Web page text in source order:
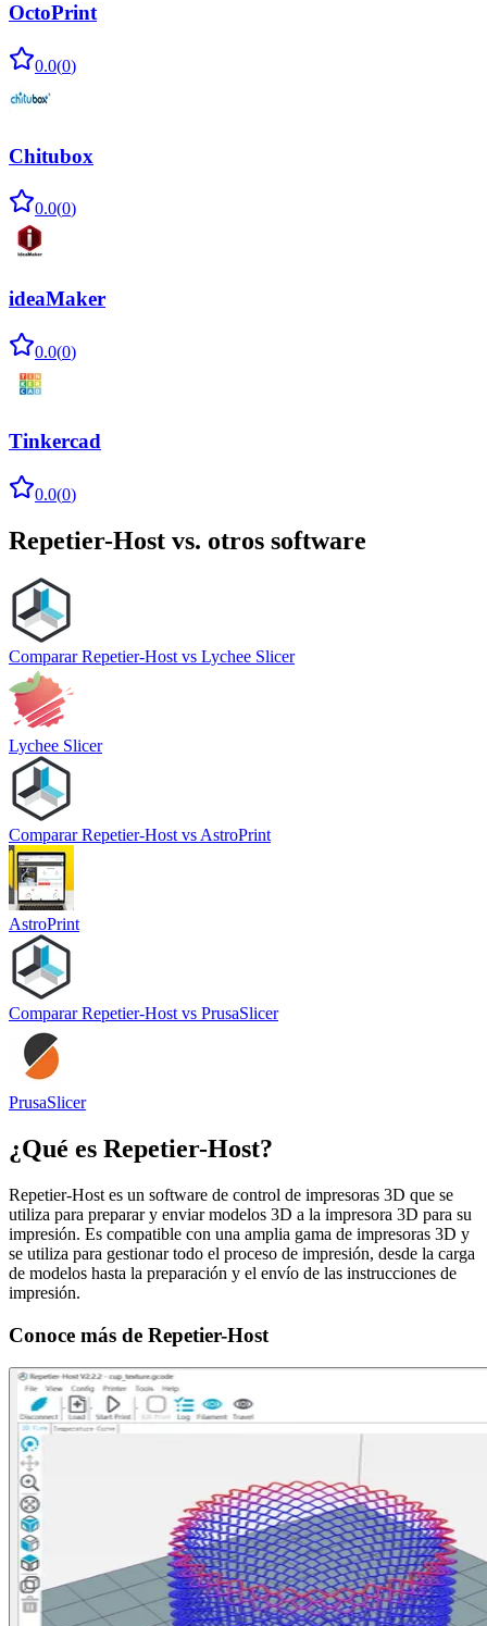
OctoPrint
0.0(0)
Chitubox
0.0(0)
ideaMaker
0.0(0)
Tinkercad
0.0(0)
Repetier-Host vs. otros software
Comparar Repetier-Host vs Lychee Slicer
Lychee Slicer
Comparar Repetier-Host vs AstroPrint
AstroPrint
Comparar Repetier-Host vs PrusaSlicer
PrusaSlicer
¿Qué es Repetier-Host?
Repetier-Host es un software de control de impresoras 3D que se
utiliza para preparar y enviar modelos 3D a la impresora 3D para su
impresión. Es compatible con una amplia gama de impresoras 3D y
se utiliza para gestionar todo el proceso de impresión, desde la carga
de modelos hasta la preparación y el envío de las instrucciones de
impresión.
Conoce más de Repetier-Host